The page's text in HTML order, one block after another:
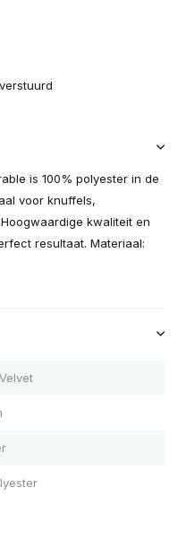
verstuurd
is 100% polyester in de
voor knuffels,
kwaliteit en
resultaat. Materiaal: